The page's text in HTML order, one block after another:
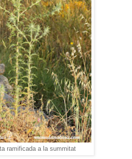
ramificada a la summitat